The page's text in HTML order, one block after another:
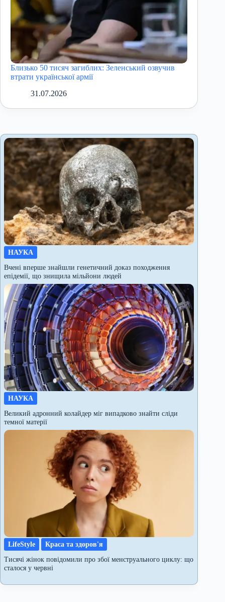
Близько 50 тисяч загиблих: Зеленський озвучив
втрати української армії
31.07.2026
НАУКА
Вчені вперше знайшли генетичний доказ походження
епідемії, що знищила мільйони людей
НАУКА
Великий адронний колайдер міг випадково знайти сліди
темної матерії
LifeStyle
Краса та здоров'я
Тисячі жінок повідомили про збої менструального циклу: що
сталося у червні